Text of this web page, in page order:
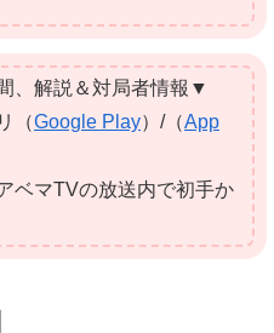
、解説＆対局者情報▼
（Google Play）/（App
ベマTVの放送内で初手か